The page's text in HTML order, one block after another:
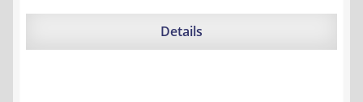
war:
ist:
Details